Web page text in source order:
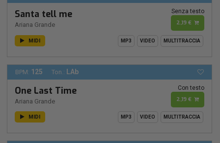
Santa tell me
Ariana Grande
Senza testo
2,19 €
MIDI MP3 VIDEO MULTITRACCIA
BPM: 125 Ton.: LAb
One Last Time
Ariana Grande
Con testo
2,19 €
MIDI MP3 VIDEO MULTITRACCIA